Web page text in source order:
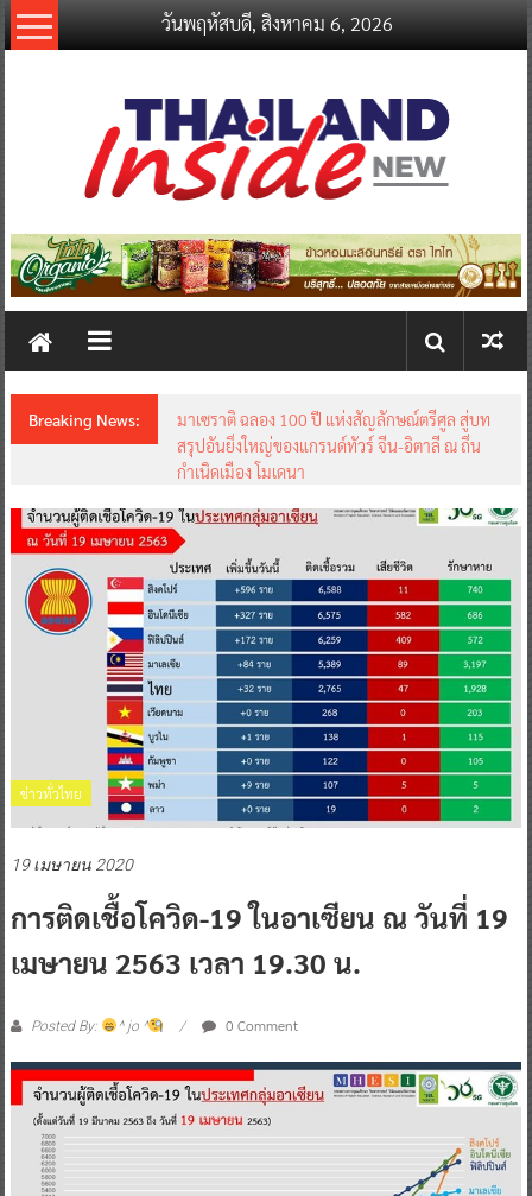
Skip
to
วันพฤหัสบดี, สิงหาคม 6, 2026
thailandinsidenew.com
Thailand
New
Breaking News:
มาเซราติ ฉลอง 100 ปี แห่งสัญลักษณ์ตรีศูล สู่บท
สรุปอันยิ่งใหญ่ของแกรนด์ทัวร์ จีน-อิตาลี ณ ถิ่น
กำเนิดเมือง โมเดนา
ข่าวทั่วไทย
19 เมษายน 2020
การติดเชื้อโควิด-19 ในอาเซียน ณ วันที่ 19
เมษายน 2563 เวลา 19.30 น.
Posted By: ^ jo ^ 0 Comment